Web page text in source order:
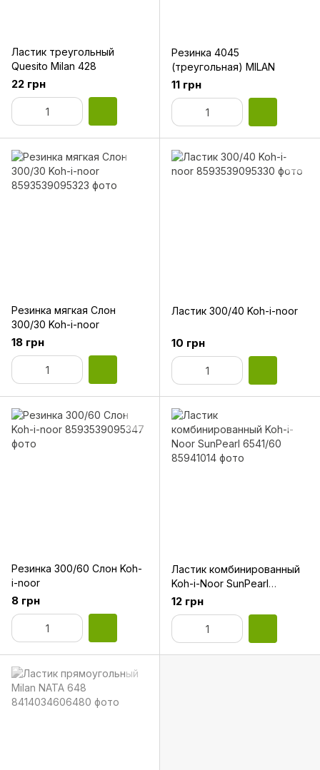
Ластик треугольный
Quesito Milan 428
22 грн
Резинка 4045
(треугольная) MILAN
11 грн
Резинка мягкая Слон
300/30 Koh-i-noor
18 грн
Ластик 300/40 Koh-i-noor
10 грн
Резинка 300/60 Слон Koh-
i-noor
8 грн
Ластик комбинированный
Koh-i-Noor SunPearl
6541/60
12 грн